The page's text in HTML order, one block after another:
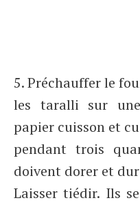
5. Préchauffer le
les taralli sur
papier cuisson et
pendant trois
doivent dorer et
Laisser tiédir. Ils